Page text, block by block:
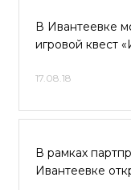
В Ивантеевке
игровой квест
17.08.18
В рамках
Ивантеевке